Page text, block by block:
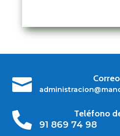


Teléfono
91 869 74 98